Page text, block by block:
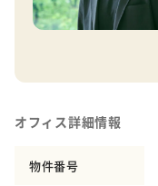
オフィス詳細情報
物件番号